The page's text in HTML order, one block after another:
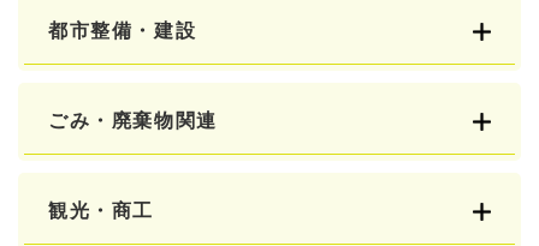
都市整備・建設
ごみ・廃棄物関連
観光・商工